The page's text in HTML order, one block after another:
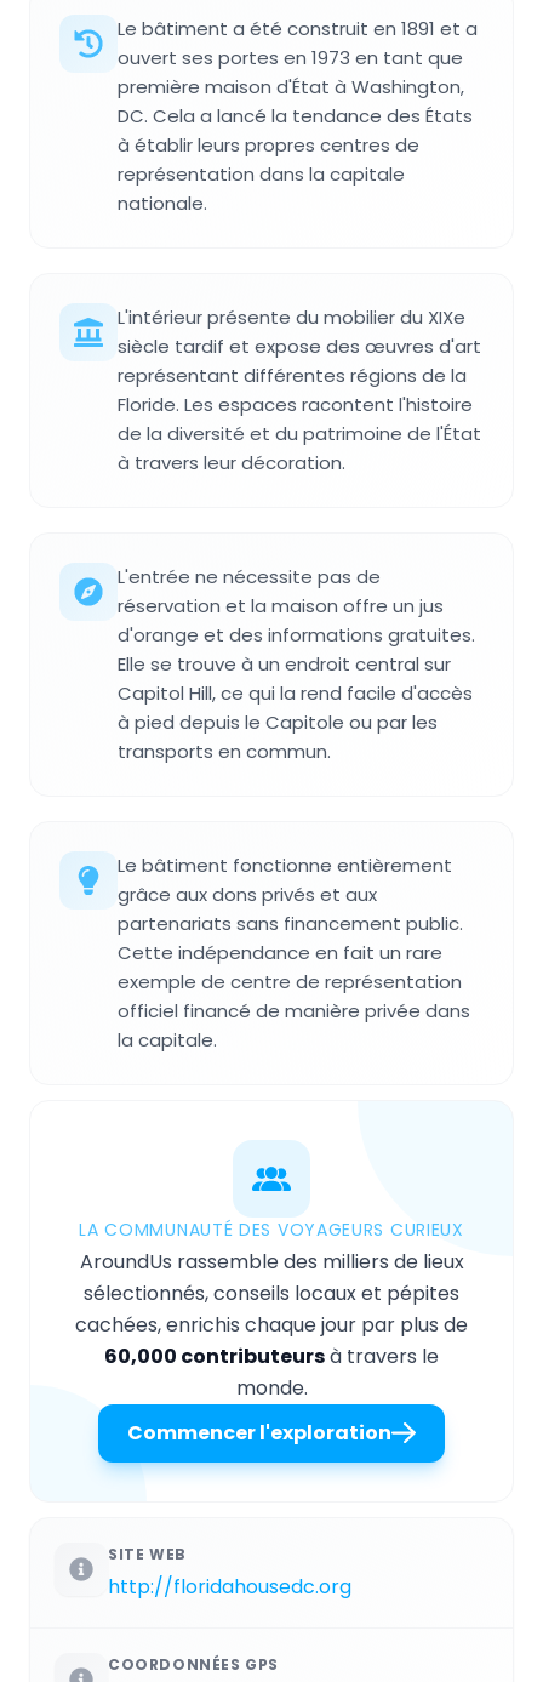
Le bâtiment a été construit en 1891 et a
ouvert ses portes en 1973 en tant que
première maison d'État à Washington,
DC. Cela a lancé la tendance des États
à établir leurs propres centres de
représentation dans la capitale
nationale.
L'intérieur présente du mobilier du XIXe
siècle tardif et expose des œuvres d'art
représentant différentes régions de la
Floride. Les espaces racontent l'histoire
de la diversité et du patrimoine de l'État
à travers leur décoration.
L'entrée ne nécessite pas de
réservation et la maison offre un jus
d'orange et des informations gratuites.
Elle se trouve à un endroit central sur
Capitol Hill, ce qui la rend facile d'accès
à pied depuis le Capitole ou par les
transports en commun.
Le bâtiment fonctionne entièrement
grâce aux dons privés et aux
partenariats sans financement public.
Cette indépendance en fait un rare
exemple de centre de représentation
officiel financé de manière privée dans
la capitale.
LA COMMUNAUTÉ DES VOYAGEURS CURIEUX
AroundUs rassemble des milliers de lieux
sélectionnés, conseils locaux et pépites
cachées, enrichis chaque jour par plus de
60,000 contributeursà travers le
monde.
Commencer l'exploration
SITE WEB
http://floridahousedc.org
COORDONNÉES GPS